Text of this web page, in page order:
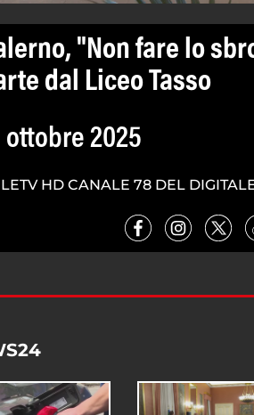
"Non fare lo
dal Liceo Tasso
ottobre 2025
HD CANALE 78 DEL